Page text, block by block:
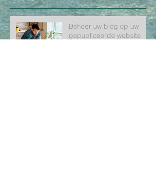
Beheer uw blog op uw
gepubliceerde website